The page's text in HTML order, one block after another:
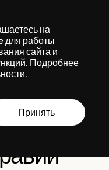
и
в
на
для работы
сайта и
Подробнее
.
Принять